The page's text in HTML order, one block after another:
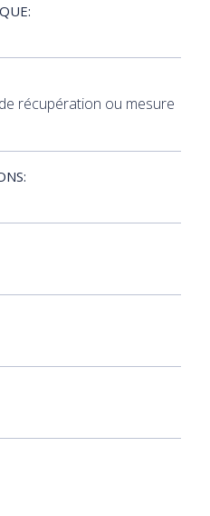
récupération ou mesure